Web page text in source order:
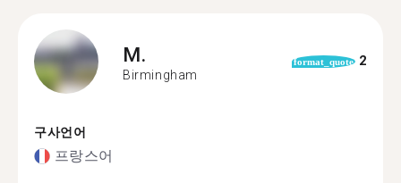
M.
Birmingham
format_quote 2
구사언어
프랑스어